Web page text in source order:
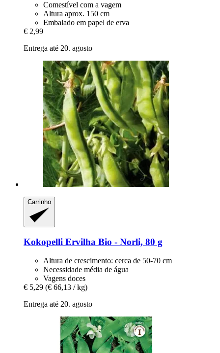
Comestível com a vagem
Altura aprox. 150 cm
Embalado em papel de erva
€ 2,99
Entrega até 20. agosto
Carrinho
Kokopelli Ervilha Bio -​ Norli, 80 g
Altura de crescimento: cerca de 50-70 cm
Necessidade média de água
Vagens doces
€ 5,29 (€ 66,13 / kg)
Entrega até 20. agosto